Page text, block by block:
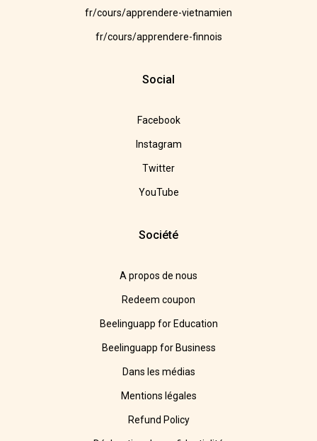
fr/cours/apprendere-vietnamien
fr/cours/apprendere-finnois
Social
Facebook
Instagram
Twitter
YouTube
Société
A propos de nous
Redeem coupon
Beelinguapp for Education
Beelinguapp for Business
Dans les médias
Mentions légales
Refund Policy